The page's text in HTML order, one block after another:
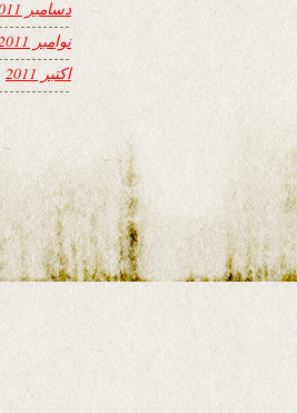
دسامبر 2011
نوامبر 2011
اکتبر 2011